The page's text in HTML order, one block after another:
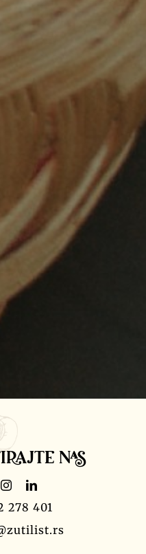
NAS
278 401